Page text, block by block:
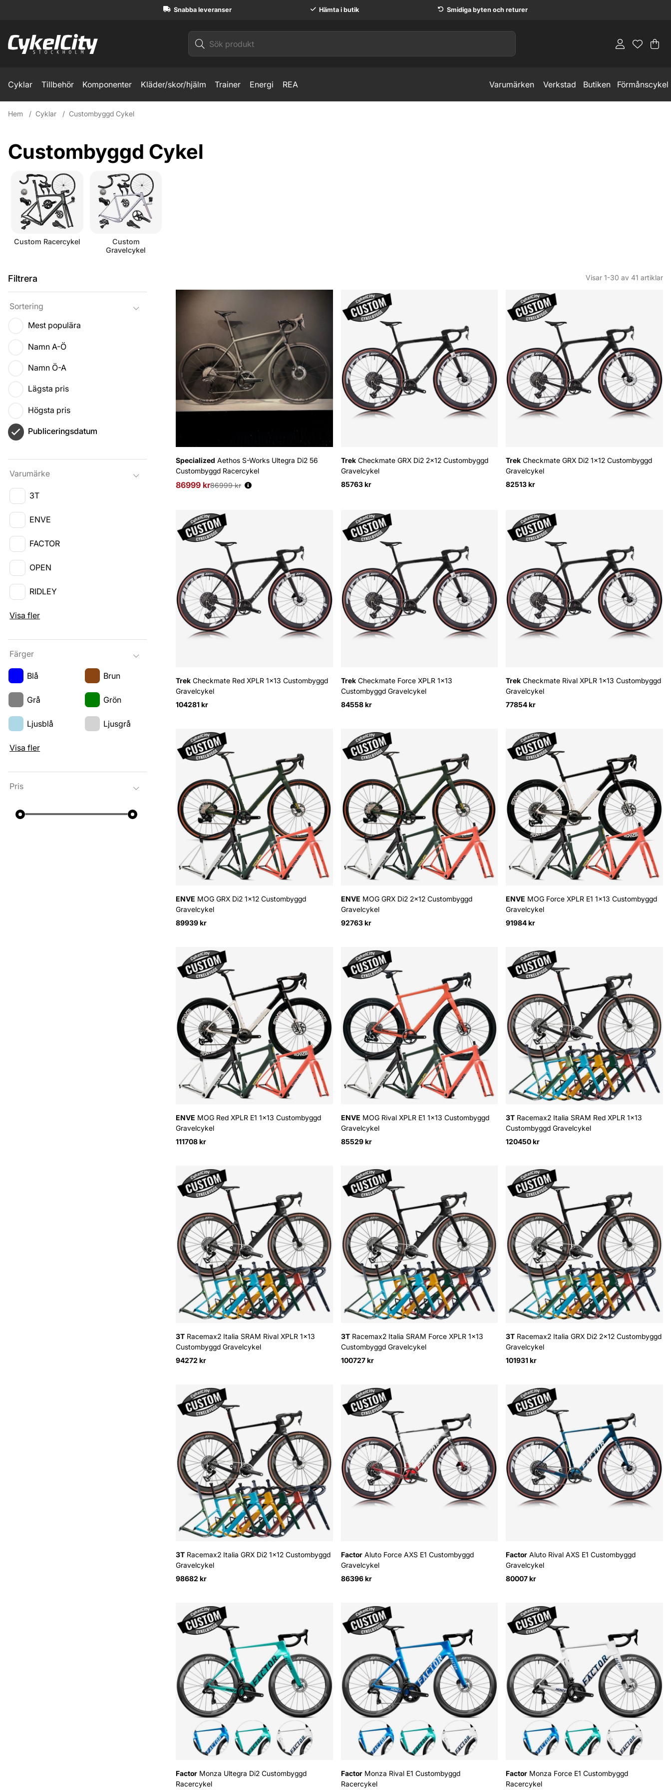
Snabba leveranser Hämta i butik Smidiga byten och returer
.
Cyklar Tillbehör Komponenter Kläder/skor/hjälm Trainer Energi REA Varumärken Verkstad Butiken Förmånscykel
Hem Cyklar Custombyggd Cykel
Custombyggd Cykel
Custom Racercykel
Custom
Gravelcykel
Filtrera
Sortering
Mest populära
Namn A-Ö
Namn Ö-A
Lägsta pris
Högsta pris
Publiceringsdatum
Varumärke
3T
ENVE
FACTOR
OPEN
RIDLEY
Visa fler
Färger
Blå Brun
Grå Grön
Ljusblå Ljusgrå
Visa fler
Pris
Visar 1-30 av 41 artiklar
Produkter
Specialized Aethos S-Works Ultegra Di2 56
Custombyggd Racercykel
86999 kr
Ordinarie pris:
86999 kr
TrekCheckmate GRX Di2 2x12 Custombyggd
Gravelcykel
85763 kr
Trek Checkmate GRX Di2 1x12 Custombyggd
Gravelcykel
82513 kr
Trek Checkmate Red XPLR 1x13 Custombyggd
Gravelcykel
104281 kr
TrekCheckmate Force XPLR 1x13
Custombyggd Gravelcykel
84558 kr
Trek Checkmate Rival XPLR 1x13 Custombyggd
Gravelcykel
77854 kr
ENVE MOG GRX Di2 1x12 Custombyggd
Gravelcykel
89939 kr
ENVE MOG GRX Di2 2x12 Custombyggd
Gravelcykel
92763 kr
ENVE MOG Force XPLR E1 1x13 Custombyggd
Gravelcykel
91984 kr
ENVE MOG Red XPLR E1 1x13 Custombyggd
Gravelcykel
111708 kr
ENVE MOG Rival XPLR E1 1x13 Custombyggd
Gravelcykel
85529 kr
3T Racemax2 Italia SRAM Red XPLR 1x13
Custombyggd Gravelcykel
120450 kr
3T Racemax2 Italia SRAM Rival XPLR 1x13
Custombyggd Gravelcykel
94272 kr
3TRacemax2 Italia SRAM Force XPLR 1x13
Custombyggd Gravelcykel
100727 kr
3T Racemax2 Italia GRX Di2 2x12 Custombyggd
Gravelcykel
101931 kr
3T Racemax2 Italia GRX Di2 1x12 Custombyggd
Gravelcykel
98682 kr
FactorAluto Force AXS E1 Custombyggd
Gravelcykel
86396 kr
Factor Aluto Rival AXS E1 Custombyggd
Gravelcykel
80007 kr
Factor Monza Ultegra Di2 Custombyggd
Racercykel
FactorMonza Rival E1 Custombyggd
Racercykel
Factor Monza Force E1 Custombyggd
Racercykel